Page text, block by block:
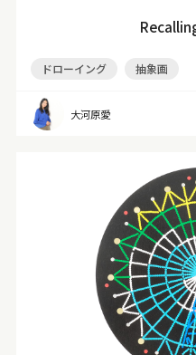
ドローイング 抽象画
大河原愛